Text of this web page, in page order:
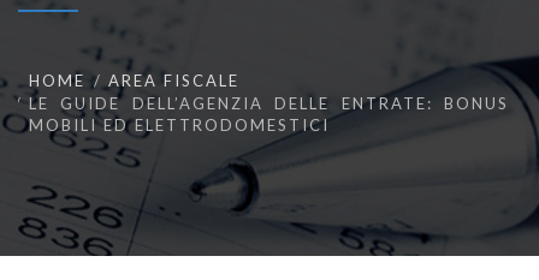
HOME
AREA FISCALE
LE GUIDE DELL’AGENZIA DELLE ENTRATE: BONUS
MOBILI ED ELETTRODOMESTICI